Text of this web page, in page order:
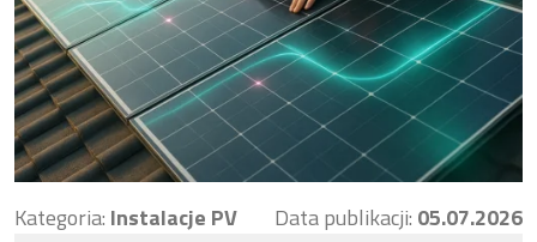
Kategoria: Instalacje PV Data publikacji: 05.07.2026